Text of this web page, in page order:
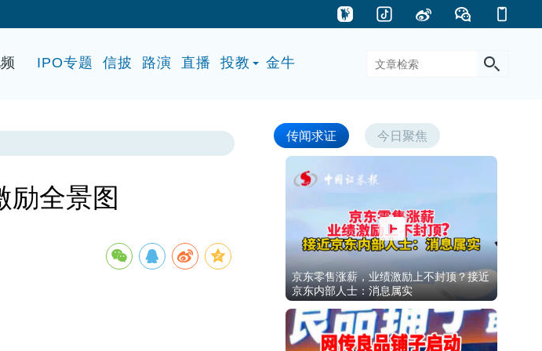
IPO专题 信披 路演 直播 投教 金牛
励全景图
传闻求证 今日聚焦
京东零售涨薪，业绩激励上不封顶？接近
京东内部人士：消息属实